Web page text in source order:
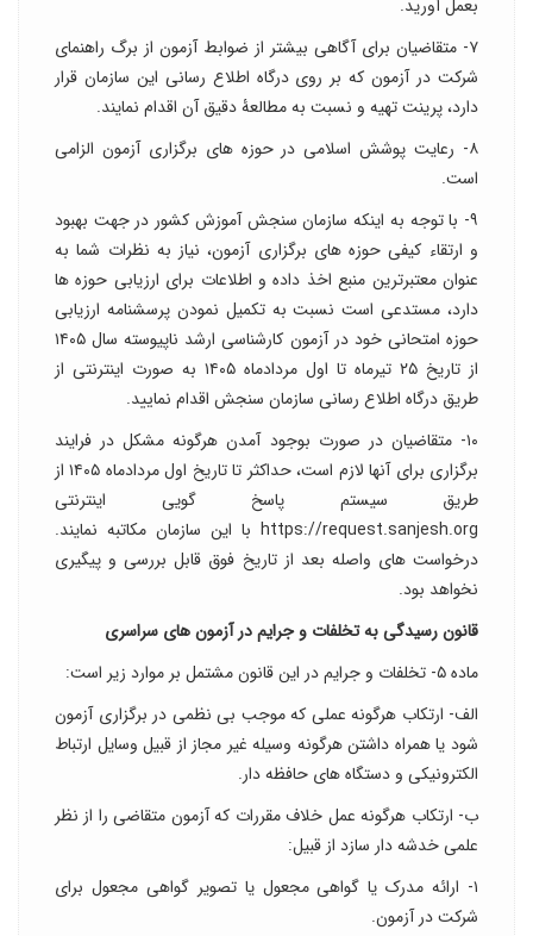
بعمل آورید.
۷- متقاضیان برای آگاهی بیشتر از ضوابط آزمون از برگ راهنمای
شرکت در آزمون که بر روی درگاه اطلاع رسانی این سازمان قرار
دارد، پرینت تهیه و نسبت به مطالعۀ دقیق آن اقدام نمایند.
۸- رعایت پوشش اسلامی در حوزه های برگزاری آزمون الزامی
است.
۹- با توجه به اینکه سازمان سنجش آموزش کشور در جهت بهبود
و ارتقاء کیفی حوزه های برگزاری آزمون، نیاز به نظرات شما به
عنوان معتبرترین منبع اخذ داده و اطلاعات برای ارزیابی حوزه ها
دارد، مستدعی است نسبت به تکمیل نمودن پرسشنامه ارزیابی
حوزه امتحانی خود در آزمون کارشناسی ارشد ناپیوسته سال ۱۴۰۵
از تاریخ ۲۵ تیرماه تا اول مردادماه ۱۴۰۵ به صورت اینترنتی از
طریق درگاه اطلاع رسانی سازمان سنجش اقدام نمایید.
۱۰- متقاضیان در صورت بوجود آمدن هرگونه مشکل در فرایند
برگزاری برای آنها لازم است، حداکثر تا تاریخ اول مردادماه ۱۴۰۵ از
طریق سیستم پاسخ گویی اینترنتی
https://request.sanjesh.org با این سازمان مکاتبه نمایند.
درخواست های واصله بعد از تاریخ فوق قابل بررسی و پیگیری
نخواهد بود.
قانون رسیدگی به تخلفات و جرایم در آزمون های سراسری
ماده ۵- تخلفات و جرایم در این قانون مشتمل بر موارد زیر است:
الف- ارتکاب هرگونه عملی که موجب بی نظمی در برگزاری آزمون
شود یا همراه داشتن هرگونه وسیله غیر مجاز از قبیل وسایل ارتباط
الکترونیکی و دستگاه های حافظه دار.
ب- ارتکاب هرگونه عمل خلاف مقررات که آزمون متقاضی را از نظر
علمی خدشه دار سازد از قبیل:
۱- ارائه مدرک یا گواهی مجعول یا تصویر گواهی مجعول برای
شرکت در آزمون.